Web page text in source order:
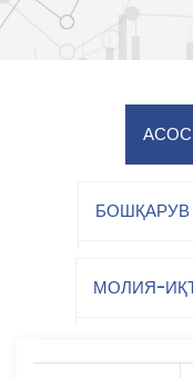
БОШҚАРУВ
МОЛИЯ-